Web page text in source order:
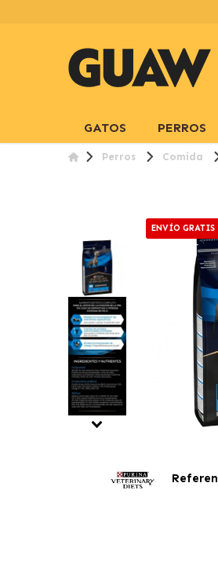
GATOS PERROS
Perros Comida
ENVÍO GRATIS